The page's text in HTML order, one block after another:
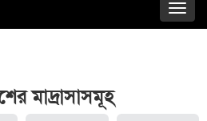
মাদ্রাসাসমূহ